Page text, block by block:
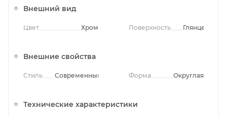
Внешний вид
Цвет Хром Поверхность Глянцевая
Внешние свойства
Стиль Современный Форма Округлая
Технические характеристики